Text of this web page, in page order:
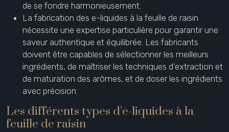
de se fondre harmonieusement.
La fabrication des e-liquides à la feuille de raisin
nécessite une expertise particulière pour garantir une
saveur authentique et équilibrée. Les fabricants
doivent être capables de sélectionner les meilleurs
ingrédients, de maîtriser les techniques d’extraction et
de maturation des arômes, et de doser les ingrédients
avec précision.
Les différents types d’e-liquides à la
feuille de raisin